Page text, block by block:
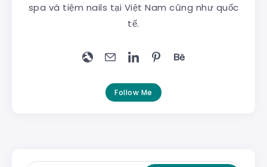
spa và tiệm nails tại Việt Nam cũng như quốc
tế.
Follow Me